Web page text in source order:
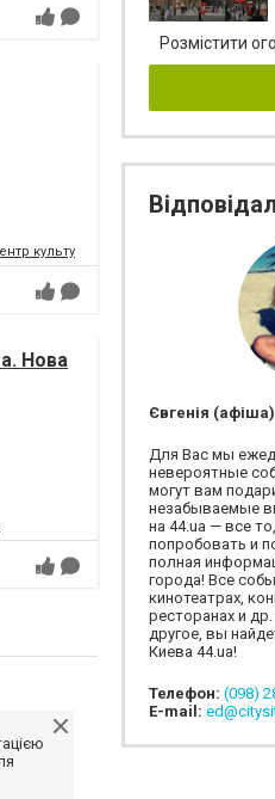
культури і мистецтв Федерації
Нова
Розмістити
Євгенія (афіша)
Для Вас мы
невероятные
могут вам
незабываемые
на 44.ua — все
попробовать и
полная
города! Все
кинотеатрах,
ресторанах и
другое, вы
Киева 44.ua!
Телефон: (098)
E-mail: